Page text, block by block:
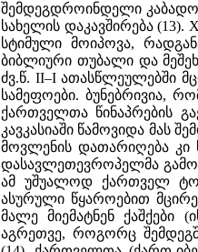
შემდეგდროინდელი
სახელის დაკავშირება (13).
სტიმული მოიპოვა,
ბიბლიური თუბალი და
ძვ.წ. II–I ათასწლეულებში
სამეფოები. ბუნებრივია,
ქართველთა წინაპრების
კავკასიაში წამოვიდა მას
მოვლენის დათარიღება კი
დასავლეთევროპელმა
ამ უშუალოდ ქართველ
ასურული წყაროებით
მალე მიემატნენ ქაშქები
აგრეთვე, როგორც